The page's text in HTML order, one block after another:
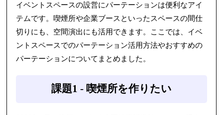
イベントスペースの設営にパーテーションは便利なアイ
テムです。喫煙所や企業ブースといったスペースの間仕
切りにも、空間演出にも活用できます。ここでは、イベ
ントスペースでのパーテーション活用方法やおすすめの
パーテーションについてまとめました。
課題1 - 喫煙所を作りたい